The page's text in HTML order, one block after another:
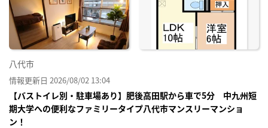
八代市
情報更新日 2026/08/02 13:04
【バストイレ別・駐車場あり】肥後高田駅から車で5分 中九州短
期大学への便利なファミリータイプ八代市マンスリーマンショ
ン！